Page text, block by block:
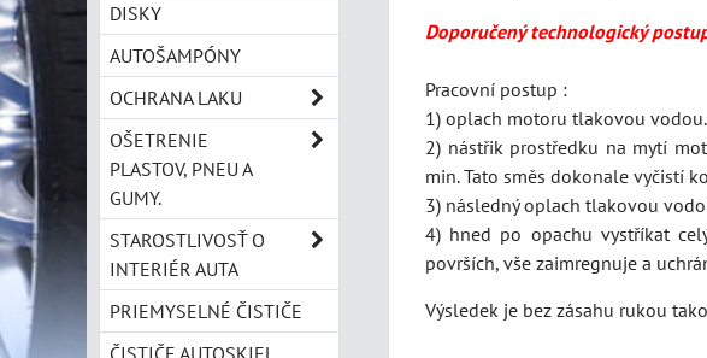
Doporučený technologický
Pracovní postup :
1) oplach motoru tlakovou vodou.
2) nástřik prostředku na mytí
min. Tato směs dokonale vyčistí
3) následný oplach tlakovou
4) hned po opachu vystříkat
površích, vše zaimregnuje a
Výsledek je bez zásahu rukou
DISKY
AUTOŠAMPÓNY
OCHRANA LAKU
OŠETRENIE
PLASTOV, PNEU A
GUMY.
STAROSTLIVOSŤ O
INTERIÉR AUTA
PRIEMYSELNÉ ČISTIČE
ČISTIČE AUTOSKIEL